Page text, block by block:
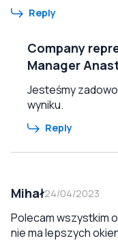
Reply
Company
Manager
Jesteśmy
wyniku.
Reply
Mihał24/04/2023
Polecam wszystkim
nie ma lepszych